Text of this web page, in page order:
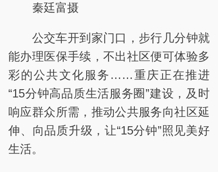
秦廷富摄
公交车开到家门口，步行几分钟就
能办理医保手续，不出社区便可体验多
彩的公共文化服务……重庆正在推进
“15分钟高品质生活服务圈”建设，及时
响应群众所需，推动公共服务向社区延
伸、向品质升级，让“15分钟”照见美好
生活。